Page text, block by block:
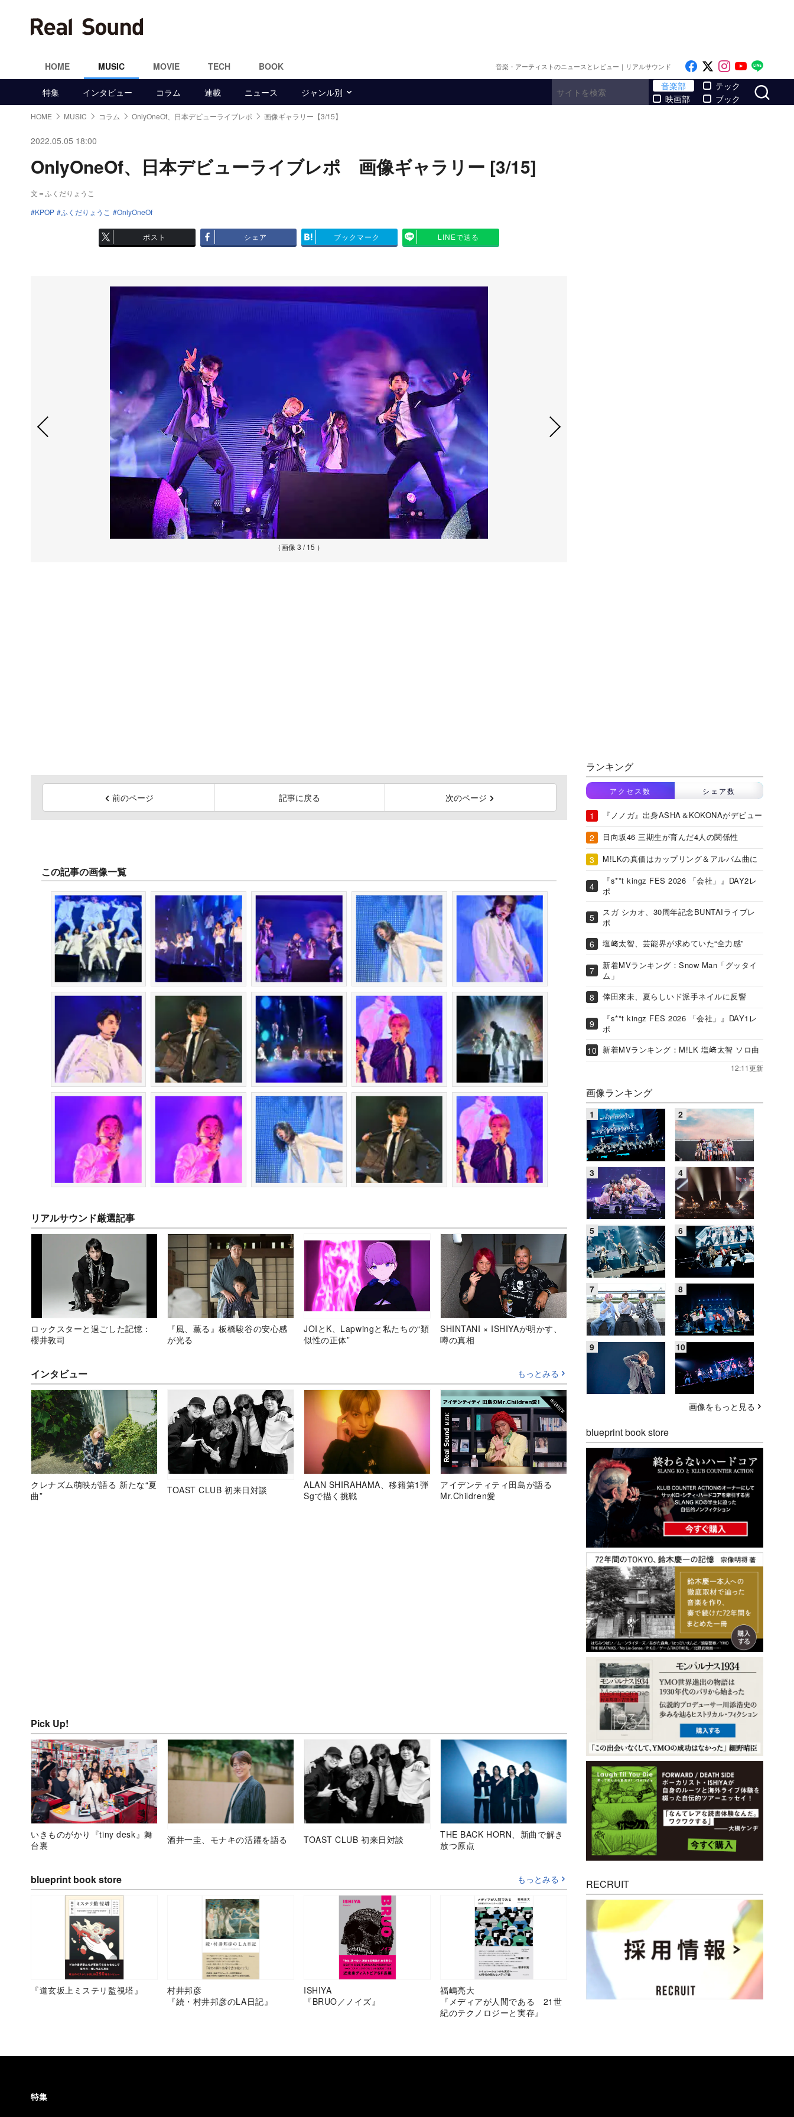
HOME MUSIC MOVIE TECH BOOK 音楽・アーティストのニュースとレビュー｜リアルサウンド Like on Facebook
Follow on x
Follow on
Follow
特集 インタビュー コラム 連載 ニュース ジャンル別
音楽部
映画部
テック
ブック
HOME MUSIC コラム OnlyOneOf、日本デビューライブレポ 画像ギャラリー【3/15】
2022.05.05 18:00
OnlyOneOf、日本デビューライブレポ 画像ギャラリー [3/15]
文＝ふくだりょうこ
KPOP
ふくだりょうこ OnlyOneOf
ポスト シェア ブックマーク LINEで送る
（画像 3 / 15 ）
前のページ 記事に戻る 次のページ
この記事の画像一覧
リアルサウンド厳選記事
ロックスターと過ごした記憶：
櫻井敦司
『風、薫る』板橋駿谷の安心感
が光る
JOIとK、Lapwingと私たちの“類
似性の正体”
SHINTANI × ISHIYAが明かす、
噂の真相
インタビュー もっとみる
クレナズム萌映が語る 新たな“夏
曲”
TOAST CLUB 初来日対談
ALAN SHIRAHAMA、移籍第1弾
Sgで描く挑戦
アイデンティティ田島が語る
Mr.Children愛
Pick Up!
いきものがかり『tiny desk』舞
台裏
酒井一圭、モナキの活躍を語る TOAST CLUB 初来日対談
THE BACK HORN、新曲で解き
放つ原点
blueprint book store もっとみる
『道玄坂上ミステリ監視塔』
村井邦彦
『続・村井邦彦のLA日記』
ISHIYA
『BRUO／ノイズ』
福嶋亮大
『メディアが人間である 21世
紀のテクノロジーと実存』
ランキング
アクセス数 シェア数
『ノノガ』出身ASHA＆KOKONAがデビュー
日向坂46 三期生が育んだ4人の関係性
M!LKの真価はカップリング＆アルバム曲に
『s**t kingz FES 2026 「会社」』DAY2レ
ポ
スガ シカオ、30周年記念BUNTAIライブレ
ポ
塩﨑太智、芸能界が求めていた“全力感”
新着MVランキング：Snow Man「グッタイ
ム」
倖田來未、夏らしいド派手ネイルに反響
『s**t kingz FES 2026 「会社」』DAY1レ
ポ
新着MVランキング：M!LK 塩﨑太智 ソロ曲
12:11更新
画像ランキング
画像をもっと見る
blueprint book store
RECRUIT
特集